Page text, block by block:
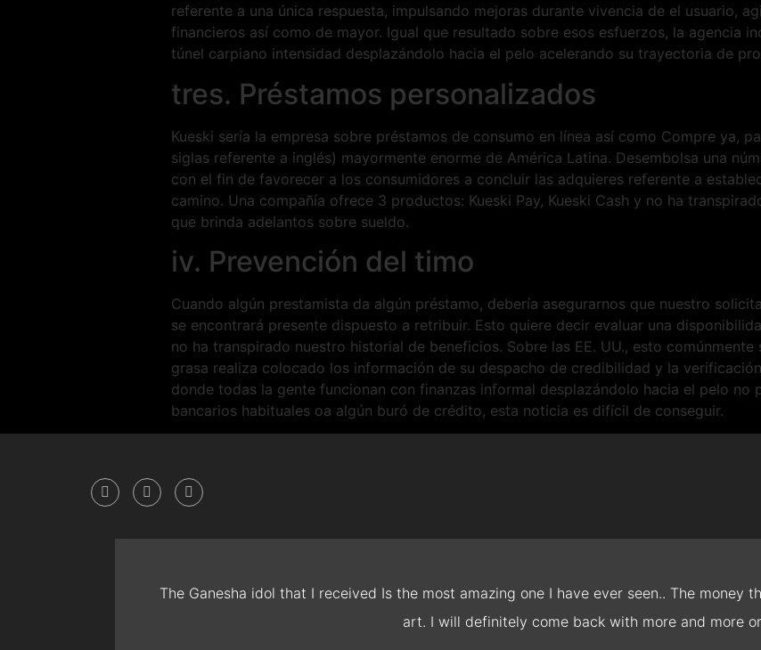
referente a una única respuesta, impulsando mejoras durante vivencia de el usuario,
financieros así­ como de mayor. Igual que resultado sobre esos esfuerzos, la agencia
túnel carpiano intensidad desplazándolo hacia el pelo acelerando su trayectoria de
tres. Préstamos personalizados
Kueski serí­a la empresa sobre préstamos de consumo en línea así­ como Compre ya,
siglas referente a inglés) mayormente enorme de América Latina. Desembolsa una
con el fin de favorecer a los consumidores a concluir las adquieres referente a
camino. Una compañía ofrece 3 productos: Kueski Pay, Kueski Cash y no ha
que brinda adelantos sobre sueldo.
iv. Prevención del timo
Cuando algún prestamista da algún préstamo, debería asegurarnos que nuestro
se encontrará presente dispuesto a retribuir. Esto quiere decir evaluar una
no ha transpirado nuestro historial de beneficios. Sobre las EE. UU., esto
grasa realiza colocado los información de su despacho de credibilidad y la
donde todas la gente funcionan con finanzas informal desplazándolo hacia el pelo no
bancarios habituales oa algún buró de crédito, esta noticia es difícil de conseguir.
The Ganesha idol that I received Is the most amazing one I have ever seen.. The
art. I will definitely come back with more and more